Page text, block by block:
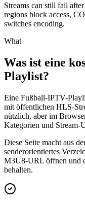
Streams can still fail
regions block access,
switches encoding.
What
Was ist eine
Playlist?
Eine Fußball-IPTV-
mit öffentlichen HLS-
nützlich, aber im
Kategorien und Stream-
Diese Seite macht aus
senderorientiertes
M3U8-URL öffnen und
behalten.